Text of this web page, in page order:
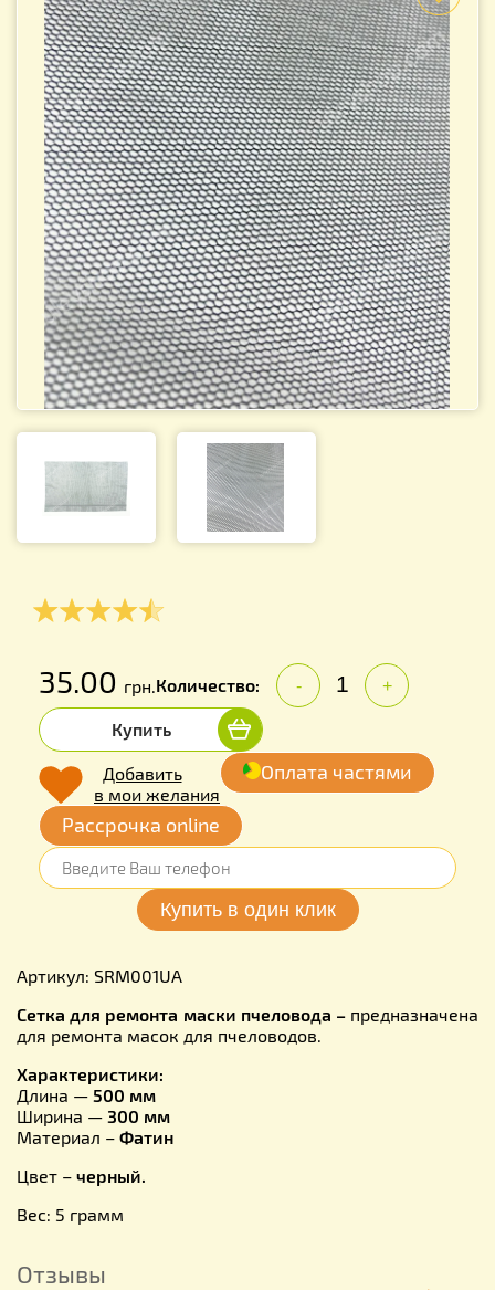
35.00 грн.Количество: - +
Купить
Добавить
в мои желания
Оплата частями
Рассрочка online
Артикул: SRM001UA
Сетка для ремонта маски пчеловода – предназначена
для ремонта масок для пчеловодов.
Характеристики:
Длина — 500 мм
Ширина — 300 мм
Материал – Фатин
Цвет – черный.
Вес: 5 грамм
Отзывы